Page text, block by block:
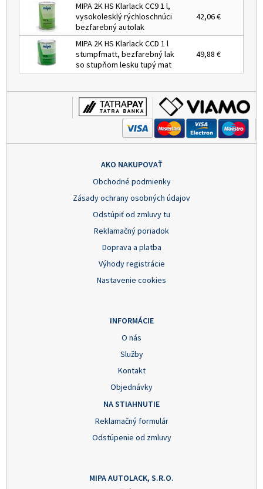
MIPA 2K HS Klarlack CC9 1 l,
vysokolesklý rýchloschnúci
bezfarebný autolak
42,06 €
MIPA 2K HS Klarlack CCD 1 l
stumpfmatt, bezfarebný lak
so stupňom lesku tupý mat
49,88 €
AKO NAKUPOVAŤ
Obchodné podmienky
Zásady ochrany osobných údajov
Odstúpiť od zmluvy tu
Reklamačný poriadok
Doprava a platba
Výhody registrácie
Nastavenie cookies
INFORMÁCIE
O nás
Služby
Kontakt
Objednávky
NA STIAHNUTIE
Reklamačný formulár
Odstúpenie od zmluvy
MIPA AUTOLACK, S.R.O.